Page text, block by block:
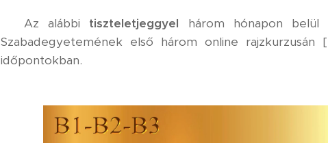
⚜️ Az alábbi tiszteletjeggyel három hónapon belül
Szabadegyetemének első három online rajzkurzusán [
időpontokban.